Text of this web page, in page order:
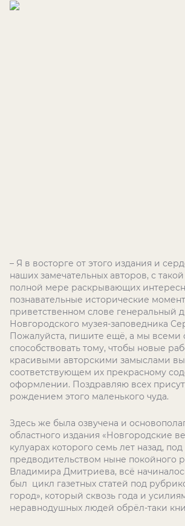
– Я в восторге от этого издания и
наших замечательных авторов, с
полной мере раскрывающих
познавательные исторические
приветственном слове генеральный
Новгородского музея-заповедника
Пожалуйста, пишите ещё, а мы всеми
способствовать тому, чтобы новые
красивыми авторскими замыслами
соответствующем их прекрасному
оформлении. Поздравляю всех
рождением этого маленького чуда.
Здесь же была озвучена и
областного издания «Новгородские
кулуарах которого семь лет назад, под
предводительством ныне покойного
Владимира Дмитриева, всё
был цикл газетных статей под
город», который сквозь года и
неравнодушных людей обрёл-таки